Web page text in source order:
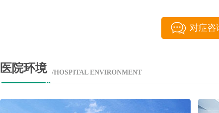
对症咨
医院环境 /HOSPITAL ENVIRONMENT